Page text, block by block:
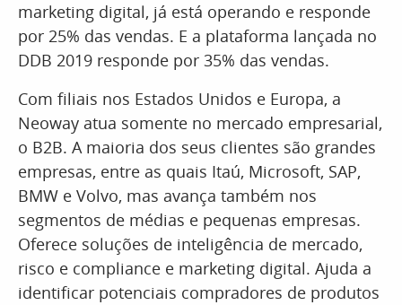
marketing digital, já está operando e responde
por 25% das vendas. E a plataforma lançada no
DDB 2019 responde por 35% das vendas.
Com filiais nos Estados Unidos e Europa, a
Neoway atua somente no mercado empresarial,
o B2B. A maioria dos seus clientes são grandes
empresas, entre as quais Itaú, Microsoft, SAP,
BMW e Volvo, mas avança também nos
segmentos de médias e pequenas empresas.
Oferece soluções de inteligência de mercado,
risco e compliance e marketing digital. Ajuda a
identificar potenciais compradores de produtos